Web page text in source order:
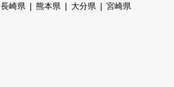
長崎県 熊本県 大分県
宮崎県